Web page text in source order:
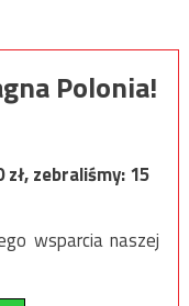
Polonia!
zł, zebraliśmy:15
wsparcia naszej